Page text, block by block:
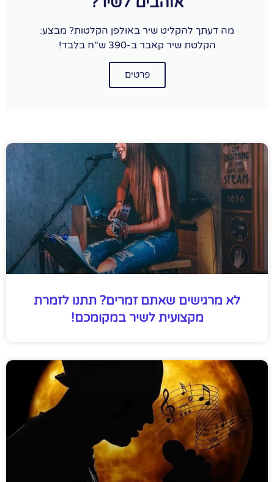
מה דעתך להקליט שיר באולפן הקלטות? מבצע:
הקלטת שיר קאבר ב-390 ש"ח בלבד!
פרטים
לא מרגישים שאתם זמרים? תתנו לזמרת
מקצועית לשיר במקומכם!